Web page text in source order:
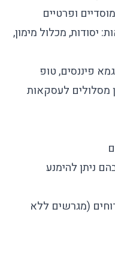
ופרטיים
יסודות, מכלול מימון,
פיננסים, טופ
מסלולים לעסקאות
ניתן להימנע
(מגרשים ללא